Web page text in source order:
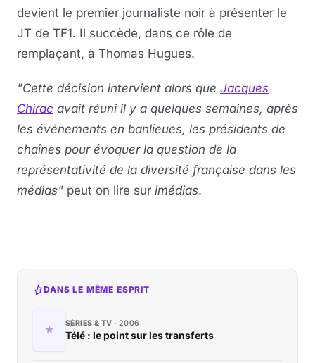
devient le premier journaliste noir à présenter le
JT de TF1. Il succède, dans ce rôle de
remplaçant, à Thomas Hugues.
"Cette décision intervient alors que Jacques
Chirac avait réuni il y a quelques semaines, après
les événements en banlieues, les présidents de
chaînes pour évoquer la question de la
représentativité de la diversité française dans les
médias" peut on lire sur imédias.
DANS LE MÊME ESPRIT
SÉRIES & TV 2006
Télé : le point sur les transferts